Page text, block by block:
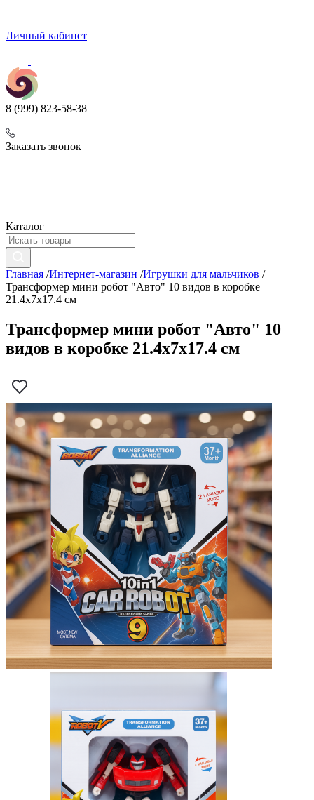
Личный кабинет
8 (999) 823-58-38
Заказать звонок
Каталог
Главная /Интернет-магазин /Игрушки для мальчиков /
Трансформер мини робот "Авто" 10 видов в коробке
21.4х7х17.4 см
Трансформер мини робот "Авто" 10
видов в коробке 21.4х7х17.4 см